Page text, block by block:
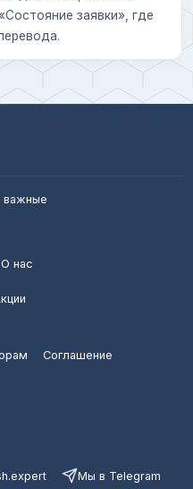
заявки», где
важные
О нас
Соглашение
Мы в Telegram